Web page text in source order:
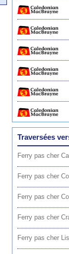
Traversées
Ferry pas cher
Ferry pas cher Coll
Ferry pas cher
Ferry pas cher
Ferry pas cher